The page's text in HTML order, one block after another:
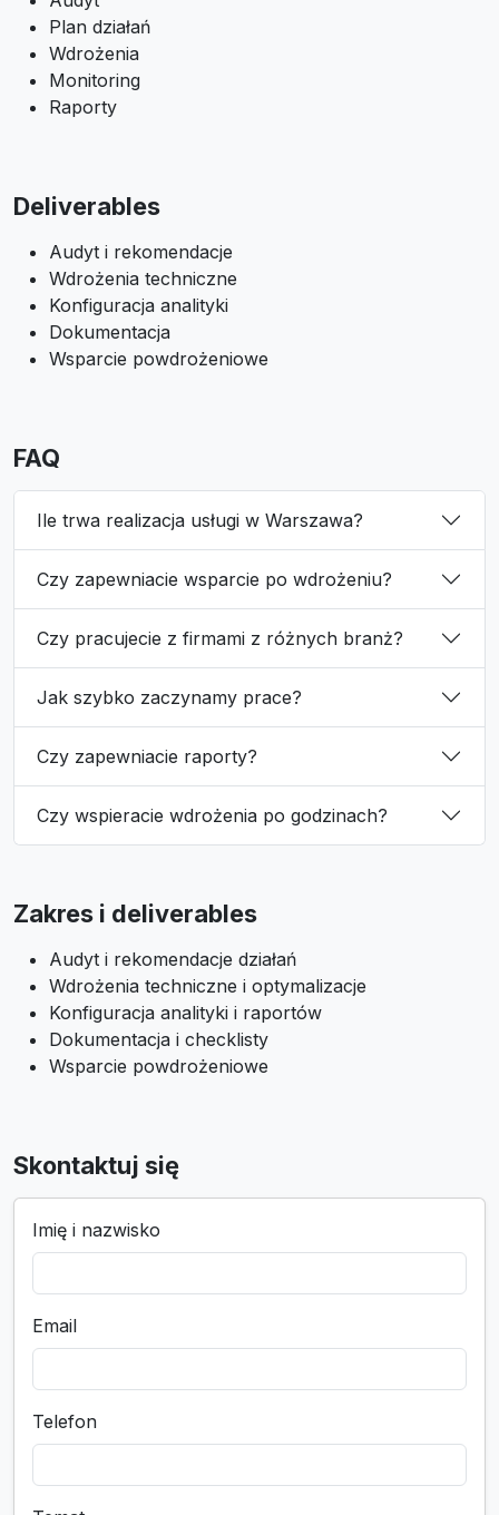
Plan działań
Wdrożenia
Monitoring
Raporty
Deliverables
Audyt i rekomendacje
Wdrożenia techniczne
Konfiguracja analityki
Dokumentacja
Wsparcie powdrożeniowe
FAQ
Ile trwa realizacja usługi w Warszawa?
Czy zapewniacie wsparcie po wdrożeniu?
Czy pracujecie z firmami z różnych branż?
Jak szybko zaczynamy prace?
Czy zapewniacie raporty?
Czy wspieracie wdrożenia po godzinach?
Zakres i deliverables
Audyt i rekomendacje działań
Wdrożenia techniczne i optymalizacje
Konfiguracja analityki i raportów
Dokumentacja i checklisty
Wsparcie powdrożeniowe
Skontaktuj się
Imię i nazwisko
Email
Telefon